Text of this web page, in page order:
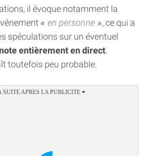
il évoque notamment la
en personne
, ce qui a
spéculations sur un éventuel
entièrement en direct.
toutefois peu probable.